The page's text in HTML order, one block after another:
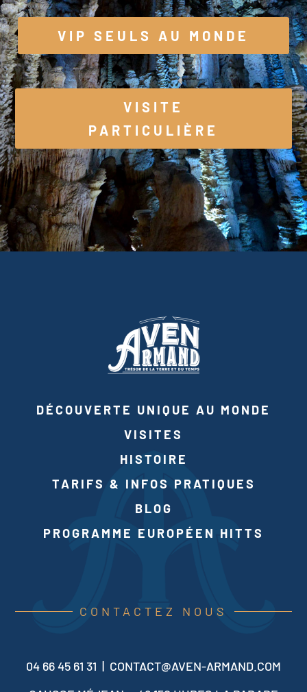
VIP SEULS AU MONDE
VISITE
PARTICULIÈRE
DÉCOUVERTE UNIQUE AU MONDE
VISITES
HISTOIRE
TARIFS & INFOS PRATIQUES
BLOG
PROGRAMME EUROPÉEN HITTS
CONTACTEZ NOUS
04 66 45 61 31 | CONTACT@AVEN-ARMAND.COM